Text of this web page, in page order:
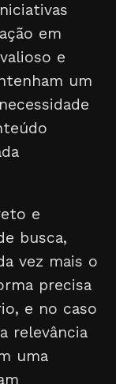
em
e
um
e
busca,
vez mais o
precisa
e no caso
relevância
uma